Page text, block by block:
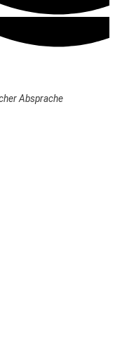
Absprache